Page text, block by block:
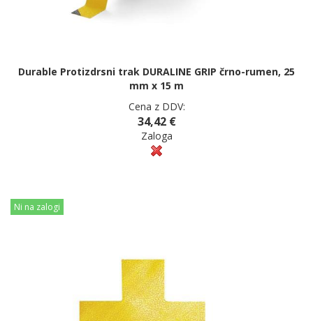
Durable Protizdrsni trak DURALINE GRIP črno-rumen, 25
mm x 15 m
Cena z DDV:
34,42 €
Zaloga
Ni na zalogi